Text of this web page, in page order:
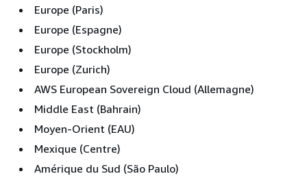
Europe (Paris)
Europe (Espagne)
Europe (Stockholm)
Europe (Zurich)
AWS European Sovereign Cloud (Allemagne)
Middle East (Bahrain)
Moyen-Orient (EAU)
Mexique (Centre)
Amérique du Sud (São Paulo)